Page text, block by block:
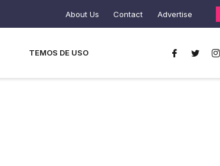
About Us Contact Advertise
TEMOS DE USO